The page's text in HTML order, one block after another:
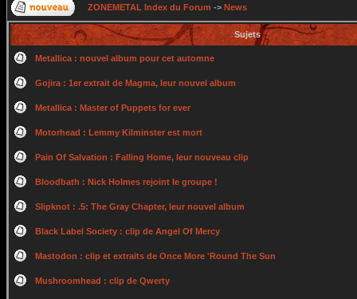
ZONEMETAL Index du Forum -> News
Sujets
Metallica : nouvel album pour cet automne
Gojira : 1er extrait de Magma, leur nouvel album
Metallica : Master of Puppets for ever
Motorhead : Lemmy Kilminster est mort
Pain Of Salvation : Falling Home, leur nouveau clip
Bloodbath : Nick Holmes rejoint le groupe !
Slipknot : .5: The Gray Chapter, leur nouvel album
Black Label Society : clip de Angel Of Mercy
Mastodon : clip et extraits de Once More 'Round The Sun
Mushroomhead : clip de Qwerty